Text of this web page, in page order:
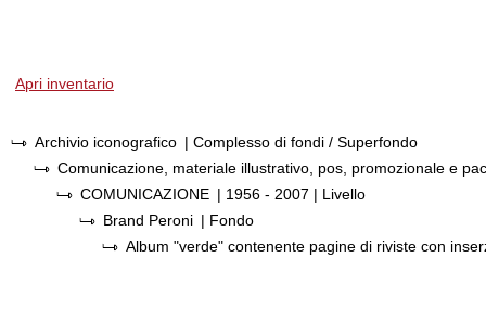
Apri inventario
Archivio iconografico | Complesso di fondi / Superfondo
Comunicazione, materiale illustrativo, pos, promozionale e
COMUNICAZIONE | 1956 - 2007 | Livello
Brand Peroni | Fondo
Album "verde" contenente pagine di riviste con